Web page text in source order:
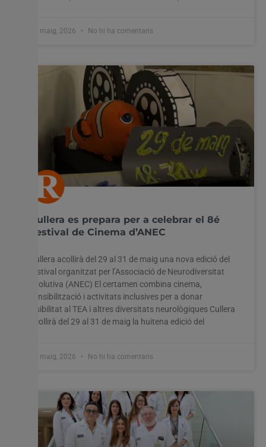
27 maig, 2026 No hi ha comentaris
Cullera es prepara per a celebrar el 8é
Festival de Cinema d’ANEC
Cullera acollirà del 29 al 31 de maig una nova edició del
festival organitzat per l’Associació de Neurodiversitat
Evolutiva (ANEC) El certamen combina cinema,
sensibilització i activitats inclusives per a donar
visibilitat al TEA i altres diversitats neurològiques Cullera
acollirà del 29 al 31 de maig la huitena edició del
27 maig, 2026 No hi ha comentaris